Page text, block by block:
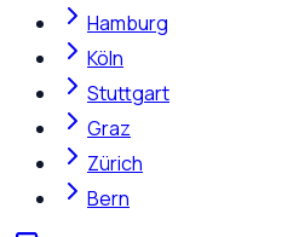
Hamburg
Köln
Stuttgart
Graz
Zürich
Bern